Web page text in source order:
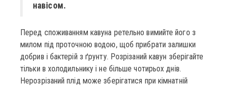
навісом.
Перед споживанням кавуна ретельно вимийте його з
милом під проточною водою, щоб прибрати залишки
добрив і бактерій з ґрунту. Розрізаний кавун зберігайте
тільки в холодильнику і не більше чотирьох днів.
Нерозрізаний плід може зберігатися при кімнатній